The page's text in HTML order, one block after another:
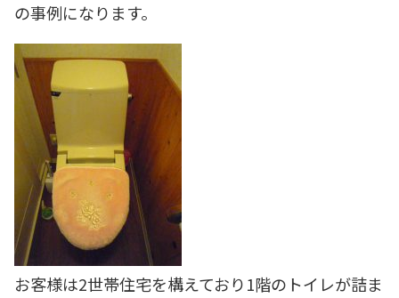
の事例になります。
お客様は2世帯住宅を構えており1階のトイレが詰ま